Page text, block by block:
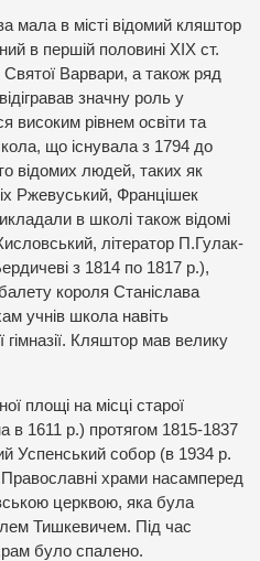
мала в місті відомий кляштор
в першій половині ХІХ ст.
Варвари, а також ряд
значну роль у
високим рівнем освіти та
що існувала з 1794 до
відомих людей, таких як
Ржевуський, Францішек
в школі також відомі
літератор П.Гулак-
з 1814 по 1817 р.),
короля Станіслава
учнів школа навіть
Кляштор мав велику
площі на місці старої
в 1611 р.) протягом 1815-1837
Успенський собор (в 1934 р.
храми насамперед
церквою, яка була
Тишкевичем. Під час
було спалено.